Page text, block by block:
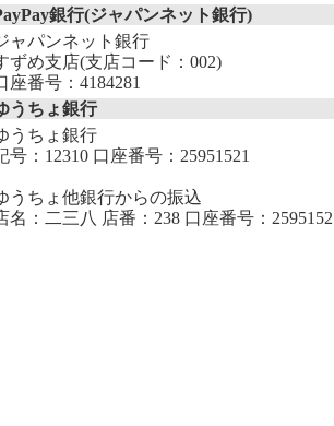
銀行(ジャパンネット銀行)
ャパンネット銀行
ずめ支店(支店コード：002)
座番号：4184281
うちょ銀行
うちょ銀行
号：12310 口座番号：25951521
うちょ他銀行からの振込
名：二三八 店番：238 口座番号：2595152